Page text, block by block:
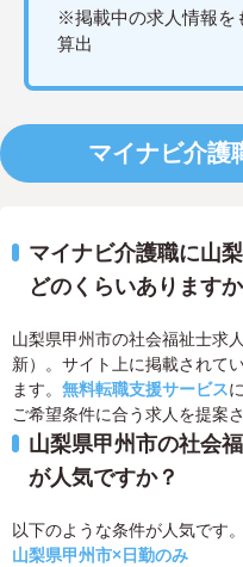
※掲載中の求人情報を
算出
マイナビ介護
マイナビ介護職に山
どのくらいあります
山梨県甲州市の社会福祉士求
新）。サイト上に掲載されて
ます。 無料転職支援サービス
ご希望条件に合う求人を提案
山梨県甲州市の社会
が人気ですか？
以下のような条件が人気です。
山梨県甲州市×日勤のみ